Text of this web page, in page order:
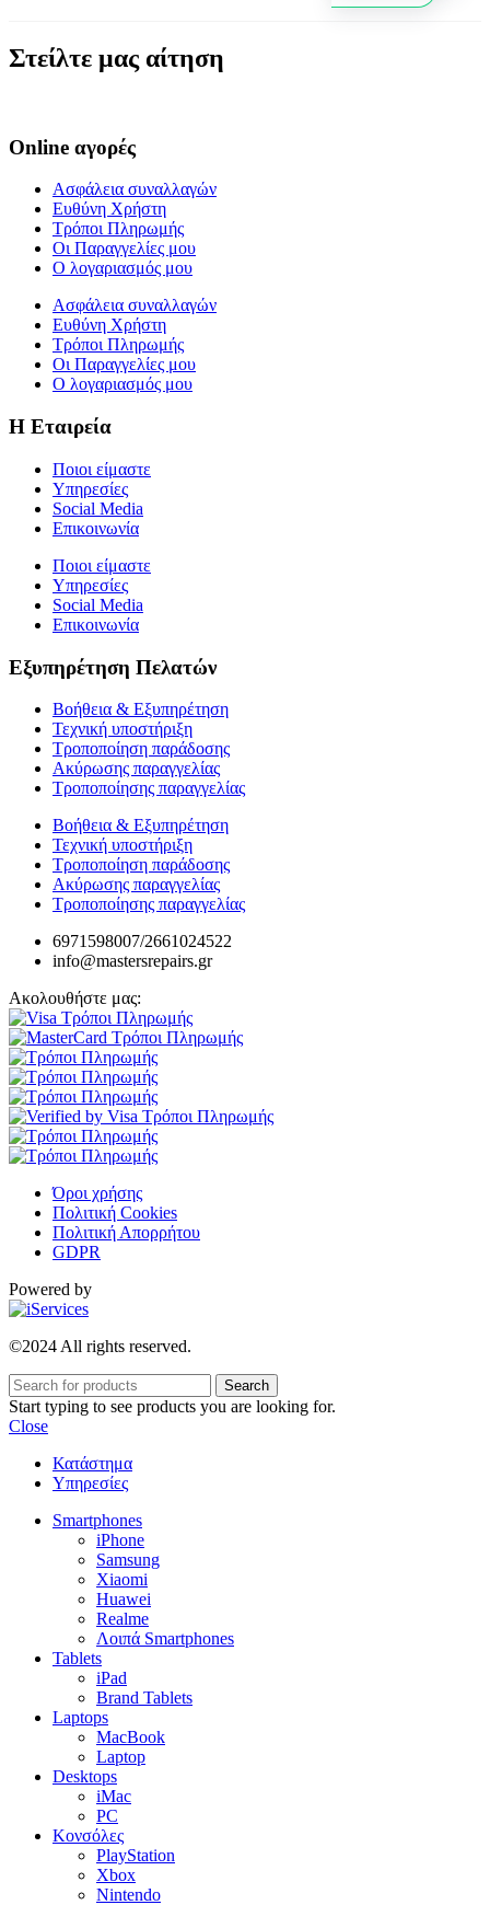
Στείλτε μας αίτηση
Online αγορές
Ασφάλεια συναλλαγών
Ευθύνη Χρήστη
Τρόποι Πληρωμής
Οι Παραγγελίες μου
Ο λογαριασμός μου
Ασφάλεια συναλλαγών
Ευθύνη Χρήστη
Τρόποι Πληρωμής
Οι Παραγγελίες μου
Ο λογαριασμός μου
Η Εταιρεία
Ποιοι είμαστε
Υπηρεσίες
Social Media
Επικοινωνία
Ποιοι είμαστε
Υπηρεσίες
Social Media
Επικοινωνία
Εξυπηρέτηση Πελατών
Βοήθεια & Εξυπηρέτηση
Τεχνική υποστήριξη
Τροποποίηση παράδοσης
Ακύρωσης παραγγελίας
Τροποποίησης παραγγελίας
Βοήθεια & Εξυπηρέτηση
Τεχνική υποστήριξη
Τροποποίηση παράδοσης
Ακύρωσης παραγγελίας
Τροποποίησης παραγγελίας
6971598007/2661024522
info@mastersrepairs.gr
Ακολουθήστε μας:
Όροι χρήσης
Πολιτική Cookies
Πολιτική Απορρήτου
GDPR
Powered by
©2024 All rights reserved.
Search
Start typing to see products you are looking for.
Close
Κατάστημα
Υπηρεσίες
Smartphones
iPhone
Samsung
Xiaomi
Huawei
Realme
Λοιπά Smartphones
Tablets
iPad
Brand Tablets
Laptops
MacBook
Laptop
Desktops
iMac
PC
Κονσόλες
PlayStation
Xbox
Nintendo